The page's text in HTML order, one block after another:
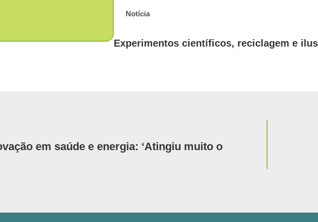
Notícia
Experimentos científicos, reciclagem e
em saúde e energia: ‘Atingiu muito o